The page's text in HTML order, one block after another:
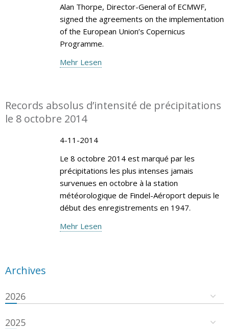
Alan Thorpe, Director-General of ECMWF,
signed the agreements on the implementation
of the European Union’s Copernicus
Programme.
Mehr Lesen
Records absolus d’intensité de précipitations
le 8 octobre 2014
4-11-2014
Le 8 octobre 2014 est marqué par les
précipitations les plus intenses jamais
survenues en octobre à la station
météorologique de Findel-Aéroport depuis le
début des enregistrements en 1947.
Mehr Lesen
Archives
2026
2025